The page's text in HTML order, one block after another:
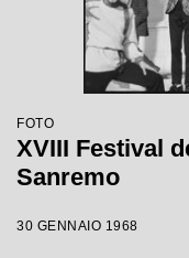
FOTO
XVIII Festival
Sanremo
30 GENNAIO 1968